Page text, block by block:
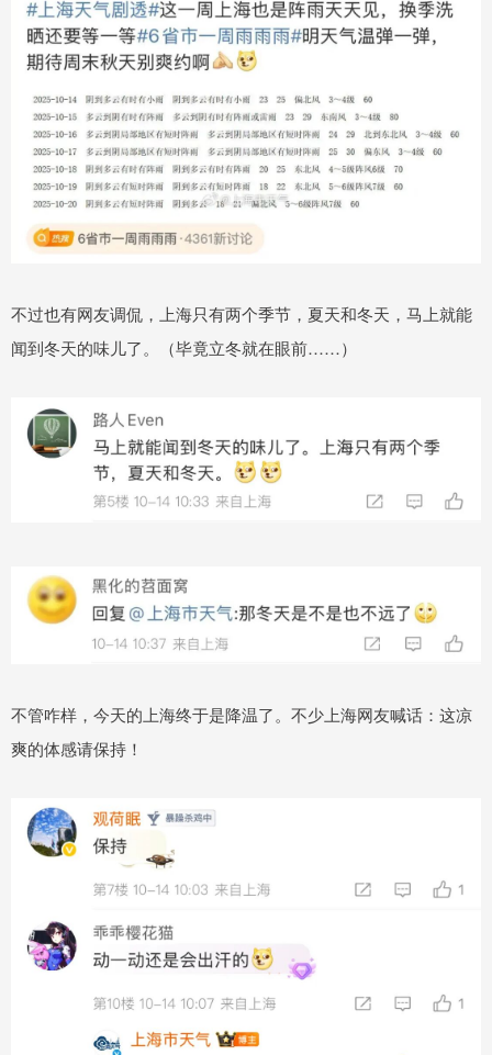
不过也有网友调侃，上海只有两个季节，夏天和冬天，马上就能
闻到冬天的味儿了。（毕竟立冬就在眼前……）
不管咋样，今天的上海终于是降温了。不少上海网友喊话：这凉
爽的体感请保持！